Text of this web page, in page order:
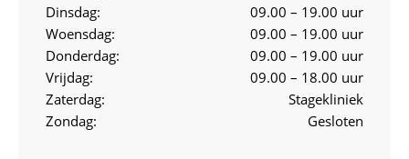
Dinsdag:
09.00 – 19.00 uur
Woensdag:
09.00 – 19.00 uur
Donderdag:
09.00 – 19.00 uur
Vrijdag:
09.00 – 18.00 uur
Zaterdag:
Stagekliniek
Zondag:
Gesloten